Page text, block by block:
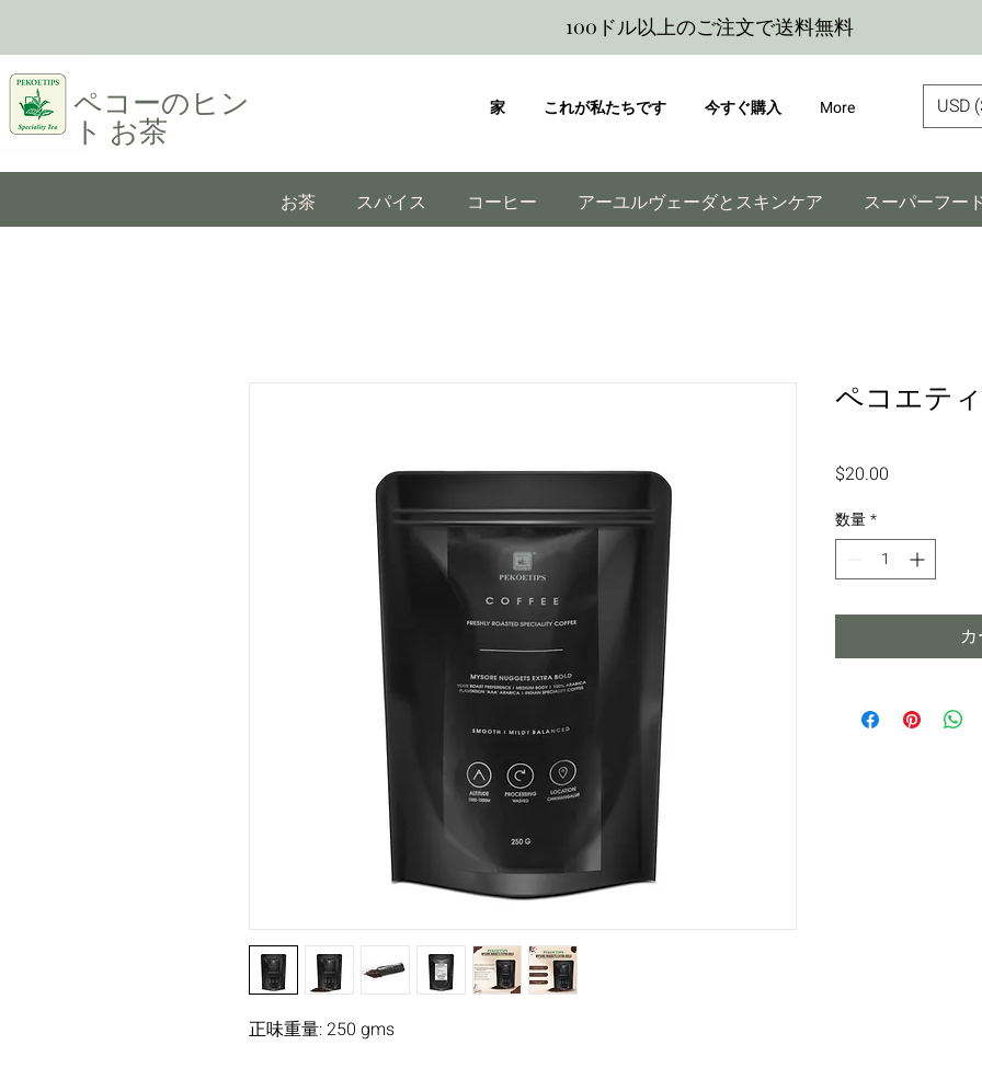
100ドル以上のご注文で送料無料
ペコーのヒン
ト お茶
家 これが私たちです 今すぐ購入 More USD
お茶 スパイス コーヒー アーユルヴェーダとスキンケア スーパーフー
正味重量: 250 gms
ペコエテ
$20.00
数量*